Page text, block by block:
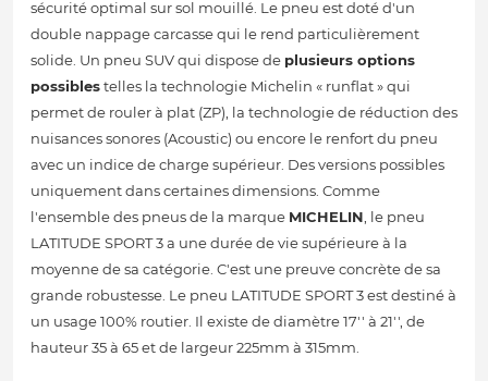
sécurité optimal sur sol mouillé. Le pneu est doté d'un
double nappage carcasse qui le rend particulièrement
solide. Un pneu SUV qui dispose de plusieurs options
possiblestelles la technologie Michelin « runflat » qui
permet de rouler à plat (ZP), la technologie de réduction des
nuisances sonores (Acoustic) ou encore le renfort du pneu
avec un indice de charge supérieur. Des versions possibles
uniquement dans certaines dimensions. Comme
l'ensemble des pneus de la marque MICHELIN, le pneu
LATITUDE SPORT 3 a une durée de vie supérieure à la
moyenne de sa catégorie. C'est une preuve concrète de sa
grande robustesse. Le pneu LATITUDE SPORT 3 est destiné à
un usage 100% routier. Il existe de diamètre 17'' à 21'', de
hauteur 35 à 65 et de largeur 225mm à 315mm.